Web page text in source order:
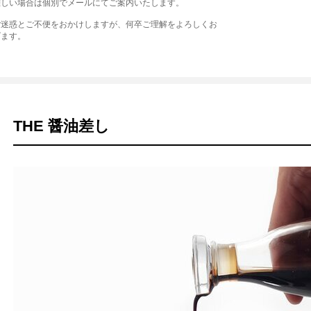
い場合は個別でメールにてご案内いたします。
惑とご不便をおかけしますが、何卒ご理解をよろしくお
す。
THE 醤油差し